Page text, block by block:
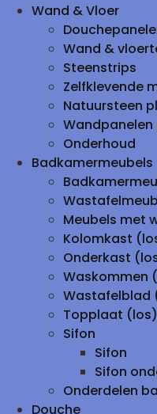
Wand & Vloer
Wand &
Steenstrips
Zelfklevende
Natuursteen
Wandpanelen
Onderhoud
Badkamermeubels
Meubels met
Kolomkast
Onderkast
Waskommen
Wastafelblad
Topplaat (los)
Sifon
Sifon
Sifon
Onderdelen
Douche